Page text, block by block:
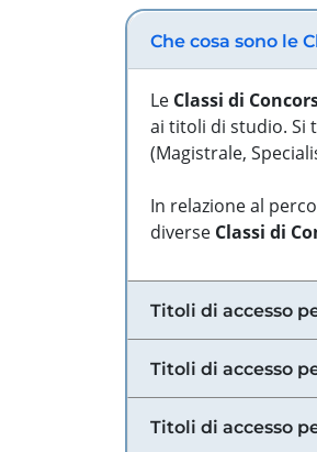
Che cosa sono le
Le Classi di
ai titoli di studio. Si
(Magistrale,
In relazione al
diverse Classi di
Titoli di accesso
Titoli di accesso
Titoli di accesso